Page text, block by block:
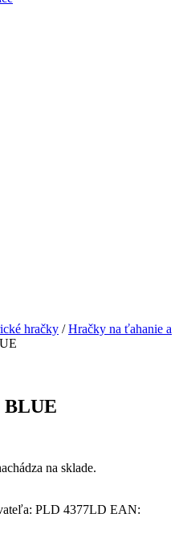
hračky /Hračky na ťahanie a
na sklade.
PLD 4377LD EAN: